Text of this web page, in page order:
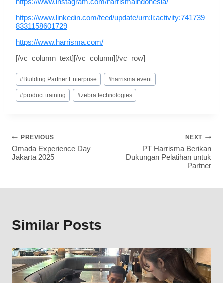
https://www.instagram.com/harrismaindonesia/
https://www.linkedin.com/feed/update/urn:li:activity:741739
8331158601729
https://www.harrisma.com/
[/vc_column_text][/vc_column][/vc_row]
#Building Partner Enterprise #harrisma event
#product training #zebra technologies
PREVIOUS
Omada Experience Day
Jakarta 2025
NEXT
PT Harrisma Berikan
Dukungan Pelatihan untuk
Partner
Similar Posts